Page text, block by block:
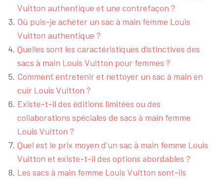
Vuitton authentique et une contrefaçon ?
Où puis-je acheter un sac à main femme Louis
Vuitton authentique ?
Quelles sont les caractéristiques distinctives des
sacs à main Louis Vuitton pour femmes ?
Comment entretenir et nettoyer un sac à main en
cuir Louis Vuitton ?
Existe-t-il des éditions limitées ou des
collaborations spéciales de sacs à main femme
Louis Vuitton ?
Quel est le prix moyen d’un sac à main femme Louis
Vuitton et existe-t-il des options abordables ?
Les sacs à main femme Louis Vuitton sont-ils